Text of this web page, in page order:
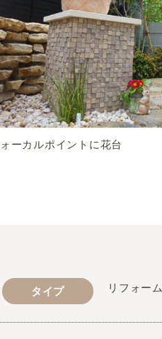
ーカルポイントに花台
タイプ リフォーム